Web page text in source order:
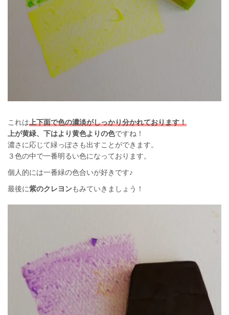
これは上下面で色の濃淡がしっかり分かれております！
上が黄緑、下はより黄色よりの色ですね！
濃さに応じて緑っぽさも出すことができます。
３色の中で一番明るい色になっております。
個人的には一番緑の色合いが好きです♪
最後に紫のクレヨンもみていきましょう！